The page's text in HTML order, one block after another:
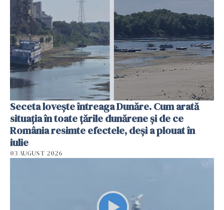
Seceta lovește întreaga Dunăre. Cum arată
situația în toate țările dunărene și de ce
România resimte efectele, deși a plouat în
iulie
03 AUGUST 2026